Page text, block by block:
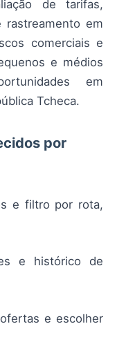
de tarifas,
rastreamento em
comerciais e
e médios
em
Tcheca.
por
e filtro por rota,
e histórico de
e escolher